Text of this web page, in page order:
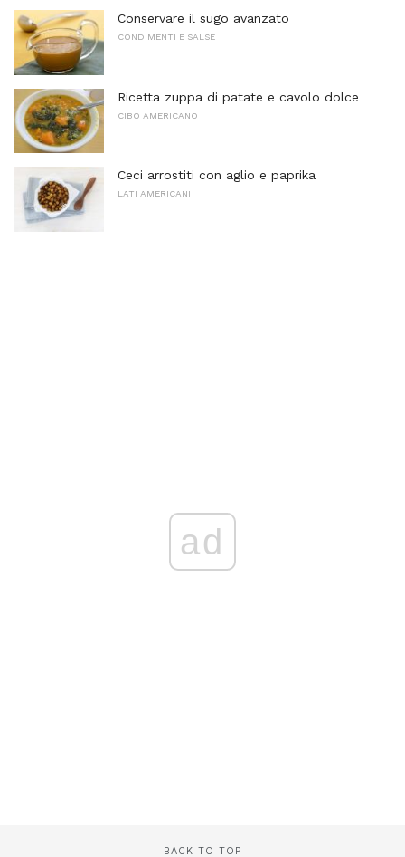
Conservare il sugo avanzato
CONDIMENTI E SALSE
Ricetta zuppa di patate e cavolo dolce
CIBO AMERICANO
Ceci arrostiti con aglio e paprika
LATI AMERICANI
ad
BACK TO TOP